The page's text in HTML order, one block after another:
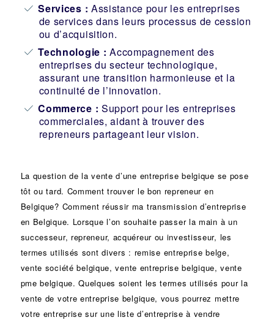
Services : Assistance pour les entreprises
de services dans leurs processus de cession
ou d’acquisition.
Technologie : Accompagnement des
entreprises du secteur technologique,
assurant une transition harmonieuse et la
continuité de l’innovation.
Commerce : Support pour les entreprises
commerciales, aidant à trouver des
repreneurs partageant leur vision.
La question de la vente d’une entreprise belgique se pose
tôt ou tard. Comment trouver le bon repreneur en
Belgique? Comment réussir ma transmission d’entreprise
en Belgique. Lorsque l’on souhaite passer la main à un
successeur, repreneur, acquéreur ou investisseur, les
termes utilisés sont divers : remise entreprise belge,
vente société belgique, vente entreprise belgique, vente
pme belgique. Quelques soient les termes utilisés pour la
vente de votre entreprise belgique, vous pourrez mettre
votre entreprise sur une liste d’entreprise à vendre